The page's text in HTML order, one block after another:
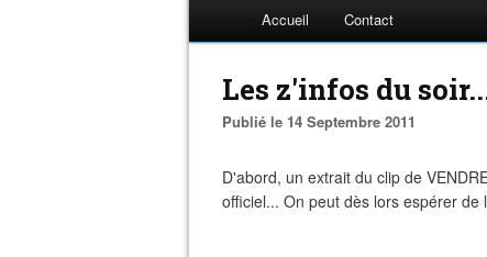
Accueil Contact
Les z'infos du
Publié le 14 Septembre 2011
D'abord, un extrait du clip de
officiel... On peut dès lors espérer